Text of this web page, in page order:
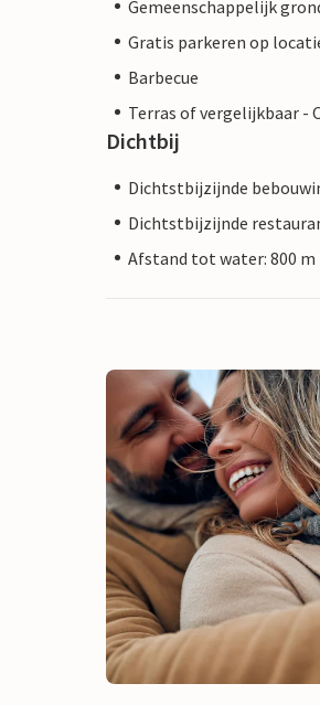
Gemeenschappelijk
Gratis parkeren op
Barbecue
Terras of vergelijkbaar -
Dichtbij
Dichtstbijzijnde
Dichtstbijzijnde
Afstand tot water: 800